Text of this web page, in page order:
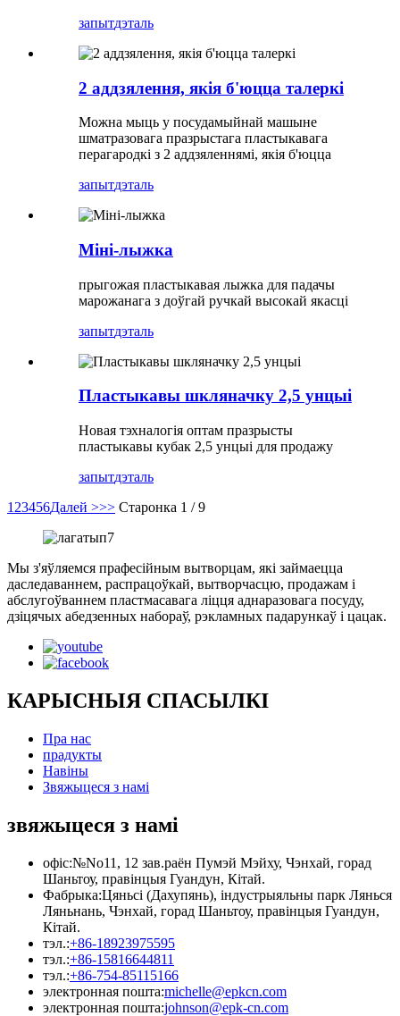
запытдэталь
2 аддзялення, якія б'юцца талеркі
Можна мыць у посудамыйнай машыне
шматразовага празрыстага пластыкавага
перагародкі з 2 аддзяленнямі, якія б'юцца
запытдэталь
Міні-лыжка
прыгожая пластыкавая лыжка для падачы
марожанага з доўгай ручкай высокай якасці
запытдэталь
Пластыкавы шкляначку 2,5 унцыі
Новая тэхналогія оптам празрысты
пластыкавы кубак 2,5 унцыі для продажу
запытдэталь
1 23456Далей >>> Старонка 1 / 9
Мы з'яўляемся прафесійным вытворцам, які займаецца
даследаваннем, распрацоўкай, вытворчасцю, продажам і
абслугоўваннем пластмасавага ліцця аднаразовага посуду,
дзіцячых абедзенных набораў, рэкламных падарункаў і цацак.
КАРЫСНЫЯ СПАСЫЛКІ
Пра нас
прадукты
Навіны
Звяжыцеся з намі
звяжыцеся з намі
офіс:№No11, 12 зав.раён Пумэй Мэйху, Чэнхай, горад
Шаньтоу, правінцыя Гуандун, Кітай.
Фабрыка:Цяньсі (Дахупянь), індустрыяльны парк Лянься
Ляньнань, Чэнхай, горад Шаньтоу, правінцыя Гуандун,
Кітай.
тэл.:+86-18923975595
тэл.:+86-15816644811
тэл.:+86-754-85115166
электронная пошта:michelle@epkcn.com
электронная пошта:johnson@epk-cn.com